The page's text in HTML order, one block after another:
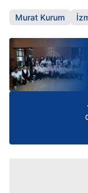
Murat Kurum